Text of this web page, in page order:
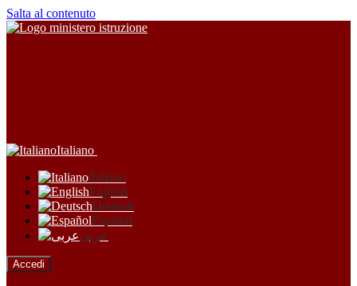
Salta al contenuto
Italiano
Italiano
English
Deutsch
Español
عربى
Accedi